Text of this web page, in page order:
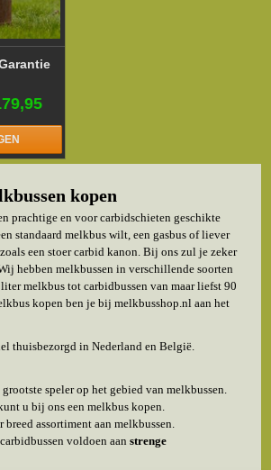
kopen
prachtige en voor carbidschieten geschikte
standaard melkbus wilt, een gasbus of liever
een stoer carbid kanon. Bij ons zul je zeker
hebben melkbussen in verschillende soorten
melkbus tot carbidbussen van maar liefst 90
kopen ben je bij melkbusshop.nl aan het
thuisbezorgd in Nederland en België.
speler op het gebied van melkbussen.
u bij ons een melkbus kopen.
breed assortiment aan melkbussen.
voldoen aanstrenge